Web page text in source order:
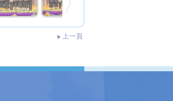
上一頁